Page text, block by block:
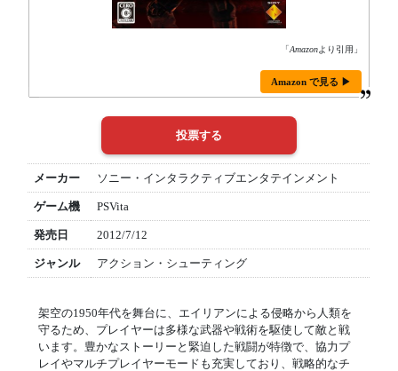
「Amazonより引用」
Amazon で見る ▶
メーカー ソニー・インタラクティブエンタテインメント
ゲーム機 PSVita
発売日 2012/7/12
ジャンル アクション・シューティング
架空の1950年代を舞台に、エイリアンによる侵略から人類を
守るため、プレイヤーは多様な武器や戦術を駆使して敵と戦
います。豊かなストーリーと緊迫した戦闘が特徴で、協力プ
レイやマルチプレイヤーモードも充実しており、戦略的なチ